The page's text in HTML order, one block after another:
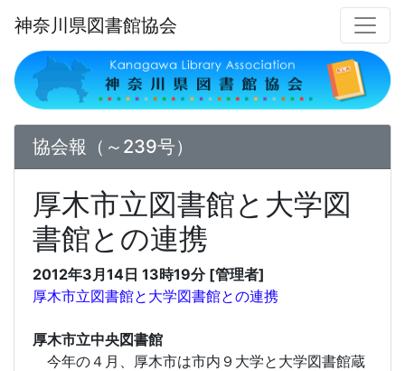
神奈川県図書館協会
協会報（～239号）
厚木市立図書館と大学図
書館との連携
2012年3月14日 13時19分 [管理者]
厚木市立図書館と大学図書館との連携
厚木市立中央図書館
今年の４月、厚木市は市内９大学と大学図書館蔵